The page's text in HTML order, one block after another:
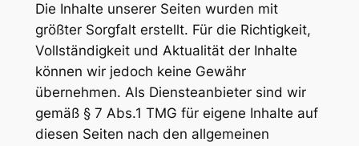
Die Inhalte unserer Seiten wurden mit
größter Sorgfalt erstellt. Für die Richtigkeit,
Vollständigkeit und Aktualität der Inhalte
können wir jedoch keine Gewähr
übernehmen. Als Diensteanbieter sind wir
gemäß § 7 Abs.1 TMG für eigene Inhalte auf
diesen Seiten nach den allgemeinen